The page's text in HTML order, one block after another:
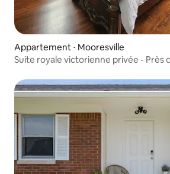
Appartement ⋅ Mooresville
Suite royale victorienne privée - Près